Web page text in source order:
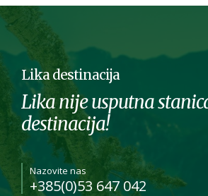
Lika destinacija
Lika nije usputna
destinacija!
Nazovite nas
+385(0)53 647 042